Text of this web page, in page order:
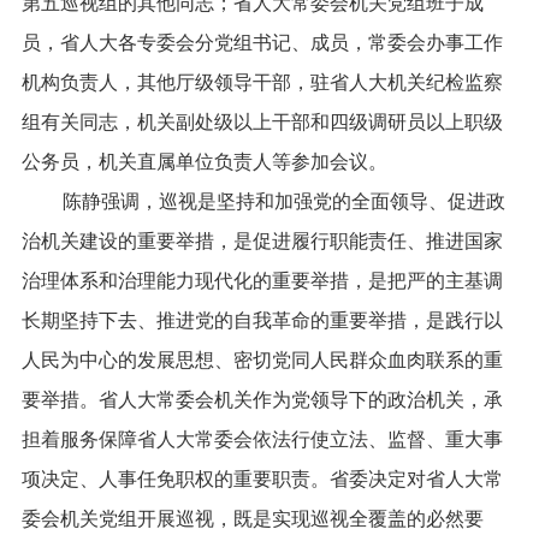
员，省人大各专委会分党组书记、成员，常委会办事工作
机构负责人，其他厅级领导干部，驻省人大机关纪检监察
组有关同志，机关副处级以上干部和四级调研员以上职级
公务员，机关直属单位负责人等参加会议。
陈静强调，巡视是坚持和加强党的全面领导、促进政
治机关建设的重要举措，是促进履行职能责任、推进国家
治理体系和治理能力现代化的重要举措，是把严的主基调
长期坚持下去、推进党的自我革命的重要举措，是践行以
人民为中心的发展思想、密切党同人民群众血肉联系的重
要举措。省人大常委会机关作为党领导下的政治机关，承
担着服务保障省人大常委会依法行使立法、监督、重大事
项决定、人事任免职权的重要职责。省委决定对省人大常
委会机关党组开展巡视，既是实现巡视全覆盖的必然要